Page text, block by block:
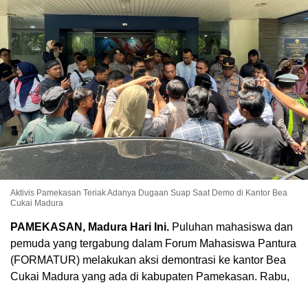
Aktivis Pamekasan Teriak Adanya Dugaan Suap Saat Demo di Kantor Bea
Cukai Madura
PAMEKASAN, Madura Hari Ini. Puluhan mahasiswa dan
pemuda yang tergabung dalam Forum Mahasiswa Pantura
(FORMATUR) melakukan aksi demontrasi ke kantor Bea
Cukai Madura yang ada di kabupaten Pamekasan. Rabu,